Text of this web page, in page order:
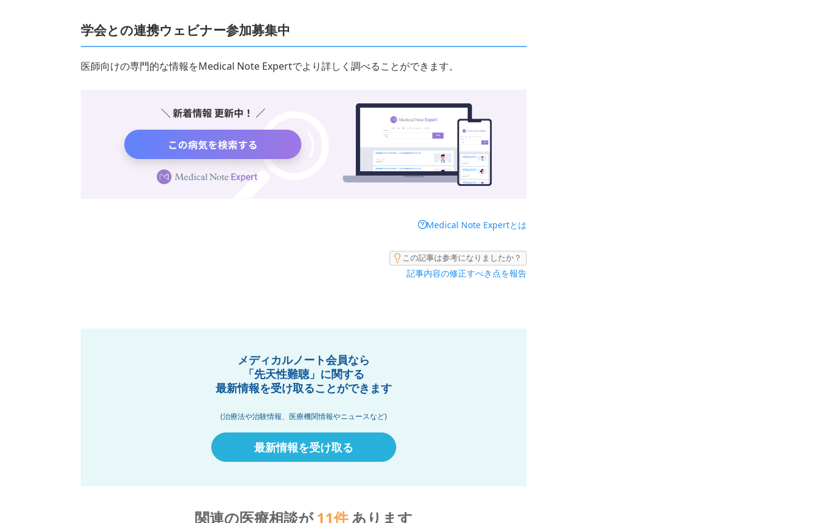
学会との連携ウェビナー参加募集中
医師向けの専門的な情報をMedical Note Expertでより詳しく調べることができます。
Medical Note Expertとは
この記事は参考になりましたか？
記事内容の修正すべき点を報告
メディカルノート会員なら
「先天性難聴」に関する
最新情報を受け取ることができます
(治療法や治験情報、医療機関情報やニュースなど)
最新情報を受け取る
関連の医療相談が11件あります